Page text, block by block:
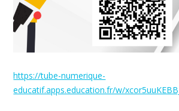
https://tube-numerique-
educatif.apps.education.fr/w/